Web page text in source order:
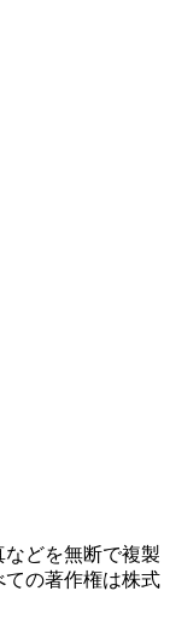
どを無断で複製
の著作権は株式